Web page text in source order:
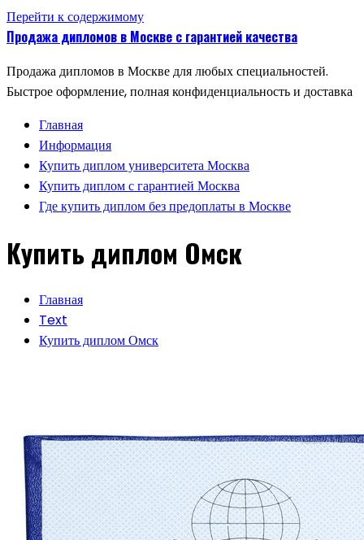
Перейти к содержимому
Продажа дипломов в Москве с гарантией качества
Продажа дипломов в Москве для любых специальностей.
Быстрое оформление, полная конфиденциальность и доставка
Главная
Информация
Купить диплом университета Москва
Купить диплом с гарантией Москва
Где купить диплом без предоплаты в Москве
Купить диплом Омск
Главная
Text
Купить диплом Омск